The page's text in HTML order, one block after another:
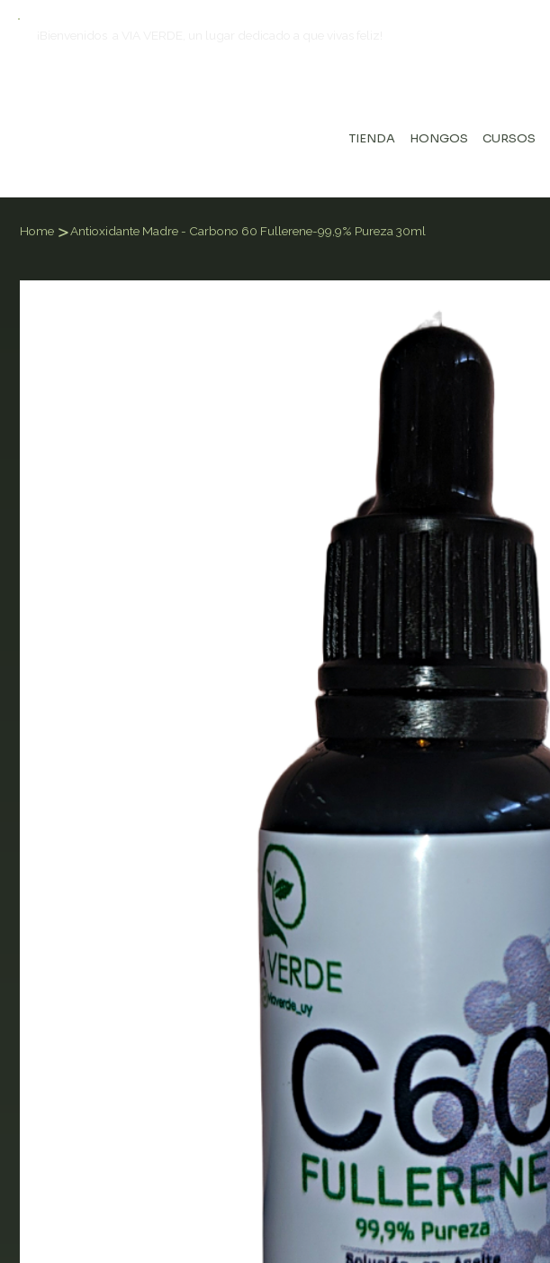
TIENDA HONGOS CURSOS
Home >Antioxidante Madre - Carbono 60 Fullerene-99,9% Pureza 30ml